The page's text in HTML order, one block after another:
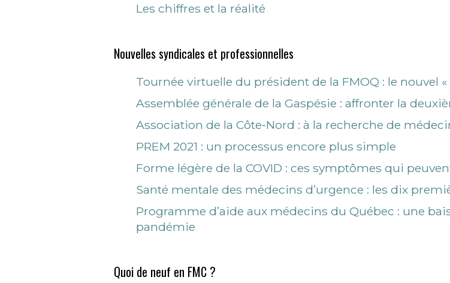
Les chiffres et la réalité
Nouvelles syndicales et professionnelles
Tournée virtuelle du président de la FMOQ : le nouvel
Assemblée générale de la Gaspésie : affronter la
Association de la Côte-Nord : à la recherche de
PREM 2021 : un processus encore plus simple
Forme légère de la COVID : ces symptômes qui
Santé mentale des médecins d’urgence : les dix
Programme d’aide aux médecins du Québec : une
pandémie
Quoi de neuf en FMC ?